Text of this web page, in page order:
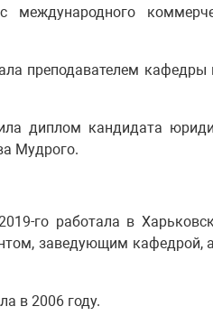
международного
преподавателем
диплом кандидата
Мудрого.
го работала в
заведующим кафедрой,
в 2006 году.